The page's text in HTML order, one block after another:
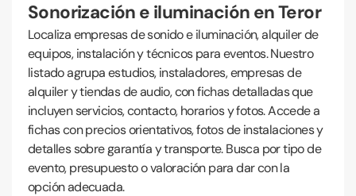
Sonorización e iluminación en Teror
Localiza empresas de sonido e iluminación, alquiler de
equipos, instalación y técnicos para eventos. Nuestro
listado agrupa estudios, instaladores, empresas de
alquiler y tiendas de audio, con fichas detalladas que
incluyen servicios, contacto, horarios y fotos. Accede a
fichas con precios orientativos, fotos de instalaciones y
detalles sobre garantía y transporte. Busca por tipo de
evento, presupuesto o valoración para dar con la
opción adecuada.